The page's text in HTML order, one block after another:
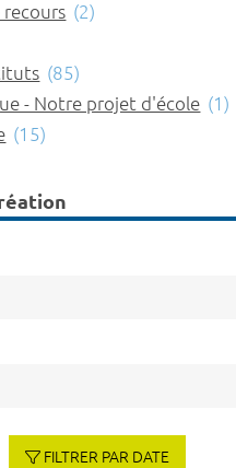
(2)
(85)
- Notre projet d'école (1)
(15)
FILTRER PAR DATE